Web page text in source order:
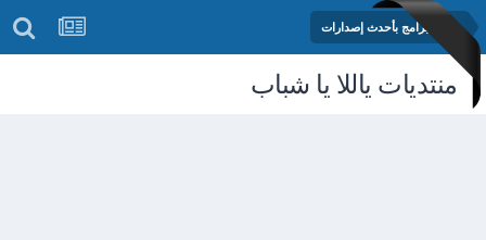
مكتبة البرامج بأحدث إصدارات
منتديات ياللا يا شباب